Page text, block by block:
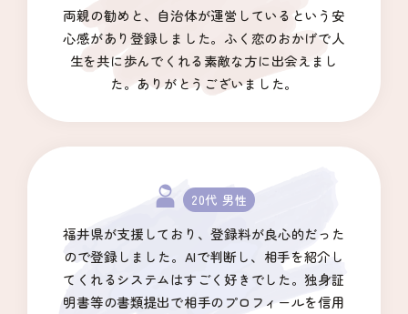
両親の勧めと、自治体が運営しているという安
心感があり登録しました。ふく恋のおかげで人
生を共に歩んでくれる素敵な方に出会えまし
た。ありがとうございました。
20代 男性
福井県が支援しており、登録料が良心的だった
ので登録しました。AIで判断し、相手を紹介し
てくれるシステムはすごく好きでした。独身証
明書等の書類提出で相手のプロフィールを信用